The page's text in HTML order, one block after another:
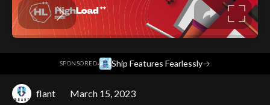
SPONSORED· Ship Features Fearlessly→
flant March 15, 2023